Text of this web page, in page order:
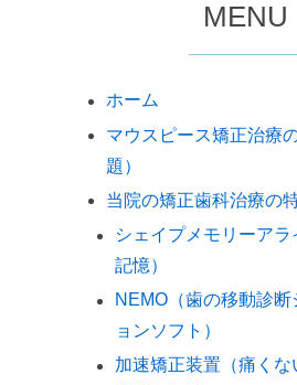
MENU
ホーム
マウスピース矯正治療
題）
当院の矯正歯科治療の
シェイプメモリーアラ
記憶）
NEMO（歯の移動診断
ョンソフト）
加速矯正装置（痛くな